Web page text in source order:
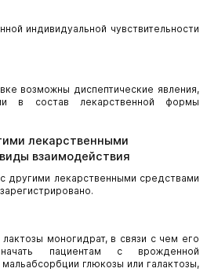
индивидуальной чувствительности
возможны диспептические явления,
в состав лекарственной формы
лекарственными
взаимодействия
другими лекарственными средствами
моногидрат, в связи с чем его
пациентам с врожденной
глюкозы или галактозы,